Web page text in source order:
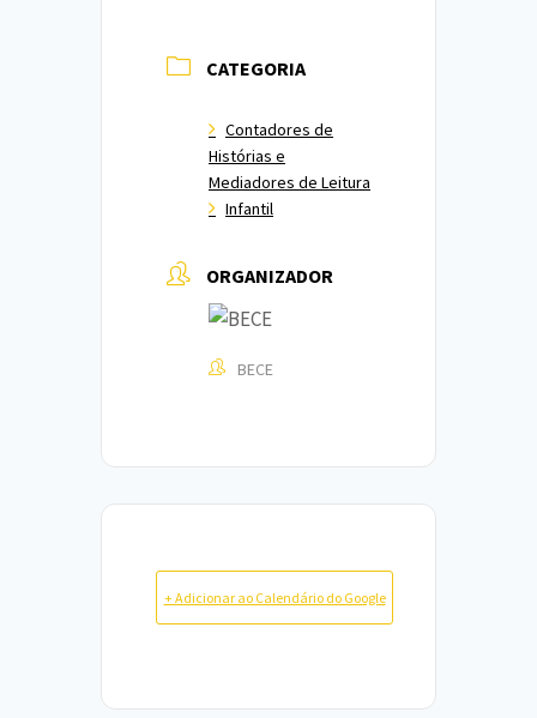
CATEGORIA
Contadores de
Histórias e
Mediadores de Leitura
Infantil
ORGANIZADOR
BECE
+ Adicionar ao Calendário do Google